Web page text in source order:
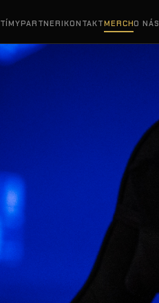
TÍMYPARTNERIKONTAKTMERCHO NÁS